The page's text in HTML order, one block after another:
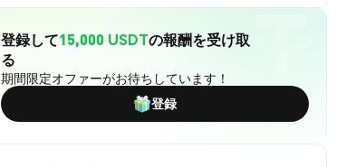
登録して15,000 USDTの報酬を受け取
る
期間限定オファーがお待ちしています！
登録